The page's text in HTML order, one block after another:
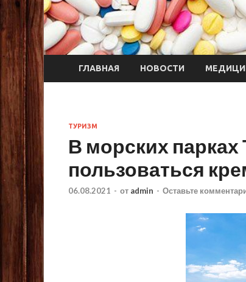
ГЛАВНАЯ НОВОСТИ
ТУРИЗМ
В морских парках
пользоваться
06.08.2021 - от admin - Оставьте